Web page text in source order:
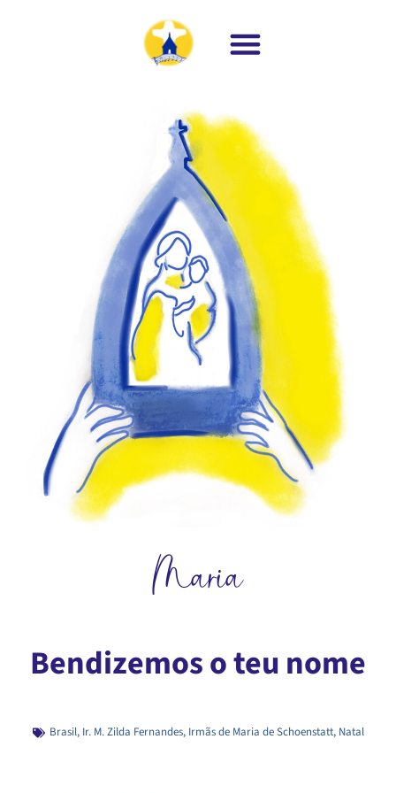
Maria
Bendizemos o teu nome
Brasil, Ir. M. Zilda Fernandes, Irmãs de Maria de Schoenstatt, Natal